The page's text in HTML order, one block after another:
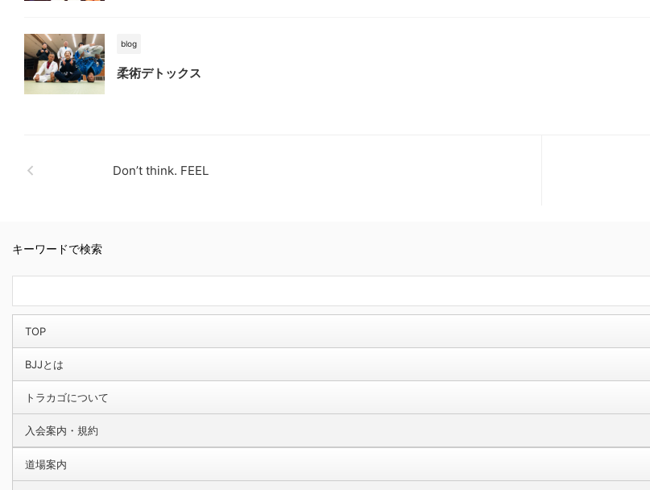
blog
柔術デトックス
Don’t think. FEEL
キーワードで検索
TOP
BJJとは
トラカゴについて
入会案内・規約
道場案内